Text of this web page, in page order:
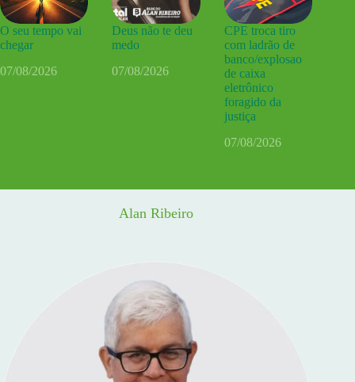
O seu tempo vai
chegar
07/08/2026
Deus não te deu
medo
07/08/2026
CPE troca tiro
com ladrão de
banco/explosao
de caixa
eletrônico
foragido da
justiça
07/08/2026
Alan Ribeiro